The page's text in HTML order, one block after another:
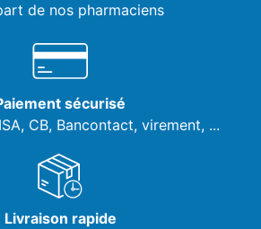
de nos pharmaciens
sécurisé
CB, Bancontact, virement, ...
Livraison rapide